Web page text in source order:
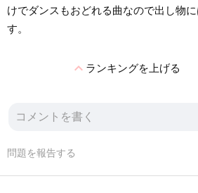
けでダンスもおどれる曲なので出し物
す。
expand_lessランキングを上げる
問題を報告する